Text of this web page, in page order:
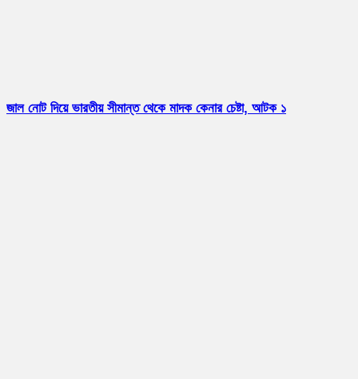
জাল নোট দিয়ে ভারতীয় সীমান্ত থেকে মাদক কেনার চেষ্টা, আটক ১